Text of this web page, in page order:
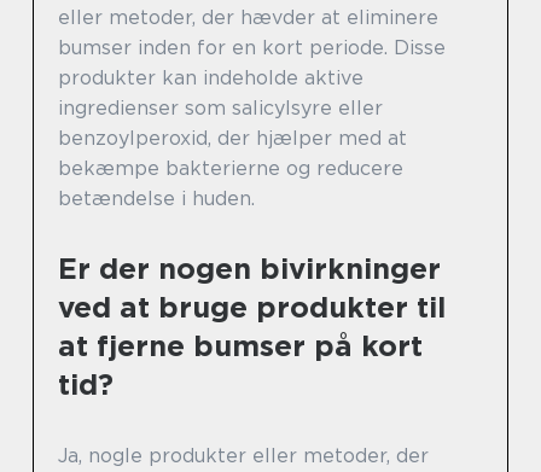
eller metoder, der hævder at eliminere
bumser inden for en kort periode. Disse
produkter kan indeholde aktive
ingredienser som salicylsyre eller
benzoylperoxid, der hjælper med at
bekæmpe bakterierne og reducere
betændelse i huden.
Er der nogen bivirkninger
ved at bruge produkter til
at fjerne bumser på kort
tid?
Ja, nogle produkter eller metoder, der